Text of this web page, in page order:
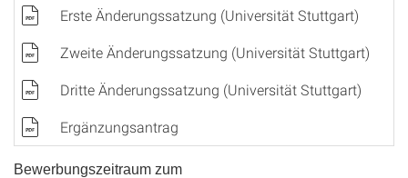
Erste Änderungssatzung (Universität Stuttgart)
Zweite Änderungssatzung (Universität Stuttgart)
Dritte Änderungssatzung (Universität Stuttgart)
Ergänzungsantrag
Bewerbungszeitraum zum